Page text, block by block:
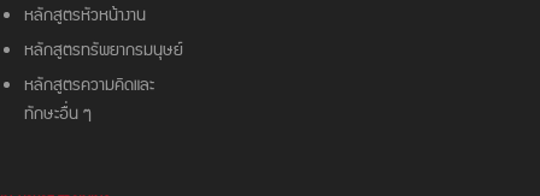
หลักสูตรหัวหน้างาน
หลักสูตรทรัพยากรมนุษย์
หลักสูตรความคิดและ
ทักษะอื่น ๆ